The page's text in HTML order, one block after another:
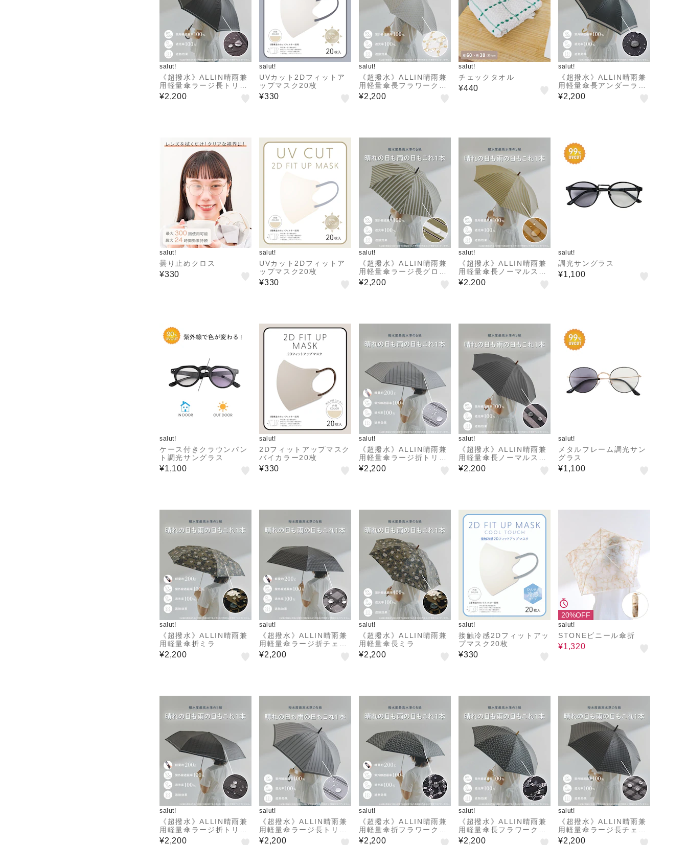
salut!
《超撥水》ALLIN晴雨兼
用軽量傘ラージ長トリプ
ルストライプ
¥2,200
salut!
UVカット2Dフィットア
ップマスク20枚
¥330
salut!
《超撥水》ALLIN晴雨兼
用軽量傘長フラワークロ
ス
¥2,200
salut!
チェックタオル
¥440
salut!
《超撥水》ALLIN晴雨兼
用軽量傘長アンダーライ
ン
¥2,200
salut!
曇り止めクロス
¥330
salut!
UVカット2Dフィットア
ップマスク20枚
¥330
salut!
《超撥水》ALLIN晴雨兼
用軽量傘ラージ長グロー
ストライプ
¥2,200
salut!
《超撥水》ALLIN晴雨兼
用軽量傘長ノーマルスト
ライプ
¥2,200
salut!
調光サングラス
¥1,100
salut!
ケース付きクラウンパン
ト調光サングラス
¥1,100
salut!
2Dフィットアップマスク
バイカラー20枚
¥330
salut!
《超撥水》ALLIN晴雨兼
用軽量傘ラージ折トリプ
ルストライプ
¥2,200
salut!
《超撥水》ALLIN晴雨兼
用軽量傘長ノーマルスト
ライプ
¥2,200
salut!
メタルフレーム調光サン
グラス
¥1,100
salut!
《超撥水》ALLIN晴雨兼
用軽量傘折ミラ
¥2,200
salut!
《超撥水》ALLIN晴雨兼
用軽量傘ラージ折チェッ
ク
¥2,200
salut!
《超撥水》ALLIN晴雨兼
用軽量傘長ミラ
¥2,200
salut!
接触冷感2Dフィットアッ
プマスク20枚
¥330
20%OFF
salut!
STONEビニール傘折
¥1,320
salut!
《超撥水》ALLIN晴雨兼
用軽量傘ラージ折トリプ
ルストライプ
¥2,200
salut!
《超撥水》ALLIN晴雨兼
用軽量傘ラージ長トリプ
ルストライプ
¥2,200
salut!
《超撥水》ALLIN晴雨兼
用軽量傘折フラワークロ
ス
¥2,200
salut!
《超撥水》ALLIN晴雨兼
用軽量傘長フラワークロ
ス
¥2,200
salut!
《超撥水》ALLIN晴雨兼
用軽量傘ラージ長チェッ
ク
¥2,200